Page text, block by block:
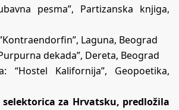
pesma”, Partizanska knjiga,
Laguna, Beograd
dekada”, Dereta, Beograd
“Hostel Kalifornija”, Geopoetika,
selektorica za Hrvatsku, predložila